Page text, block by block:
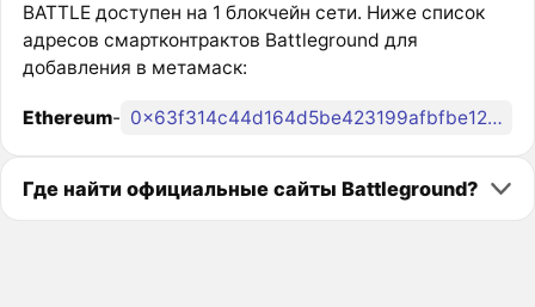
BATTLE доступен на 1 блокчейн сети. Ниже список
адресов смартконтрактов Battleground для
добавления в метамаск:
Ethereum- 0x63f314c44d164d5be423199afbfbe129d72d3ea6
Где найти официальные сайты Battleground?